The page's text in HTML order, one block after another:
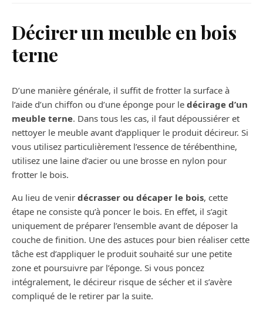
Décirer un meuble en bois
terne
D’une manière générale, il suffit de frotter la surface à
l’aide d’un chiffon ou d’une éponge pour le décirage d’un
meuble terne. Dans tous les cas, il faut dépoussiérer et
nettoyer le meuble avant d’appliquer le produit décireur. Si
vous utilisez particulièrement l’essence de térébenthine,
utilisez une laine d’acier ou une brosse en nylon pour
frotter le bois.
Au lieu de venir décrasser ou décaper le bois, cette
étape ne consiste qu’à poncer le bois. En effet, il s’agit
uniquement de préparer l’ensemble avant de déposer la
couche de finition. Une des astuces pour bien réaliser cette
tâche est d’appliquer le produit souhaité sur une petite
zone et poursuivre par l’éponge. Si vous poncez
intégralement, le décireur risque de sécher et il s’avère
compliqué de le retirer par la suite.